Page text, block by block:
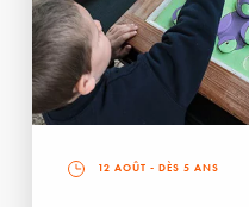
12 AOÛT - DÈS 5 ANS